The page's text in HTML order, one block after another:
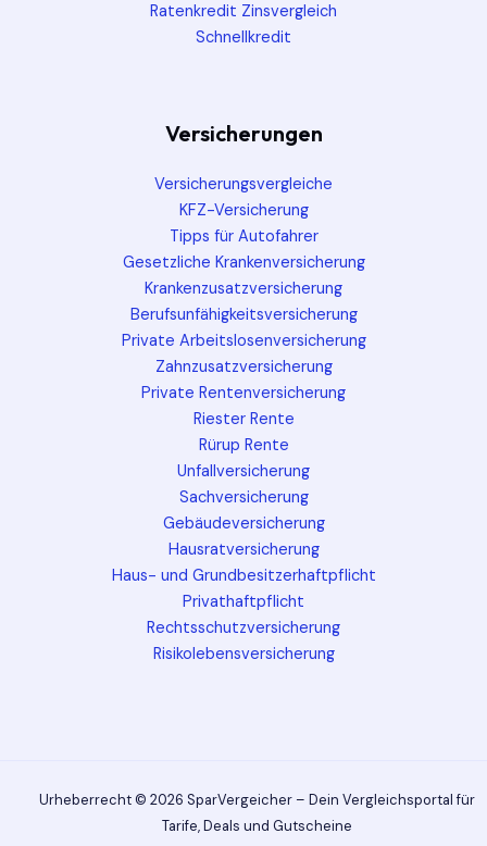
Ratenkredit Zinsvergleich
Schnellkredit
Versicherungen
Versicherungsvergleiche
KFZ-Versicherung
Tipps für Autofahrer
Gesetzliche Krankenversicherung
Krankenzusatzversicherung
Berufsunfähigkeitsversicherung
Private Arbeitslosenversicherung
Zahnzusatzversicherung
Private Rentenversicherung
Riester Rente
Rürup Rente
Unfallversicherung
Sachversicherung
Gebäudeversicherung
Hausratversicherung
Haus- und Grundbesitzerhaftpflicht
Privathaftpflicht
Rechtsschutzversicherung
Risikolebensversicherung
Urheberrecht © 2026 SparVergeicher – Dein Vergleichsportal für
Tarife, Deals und Gutscheine